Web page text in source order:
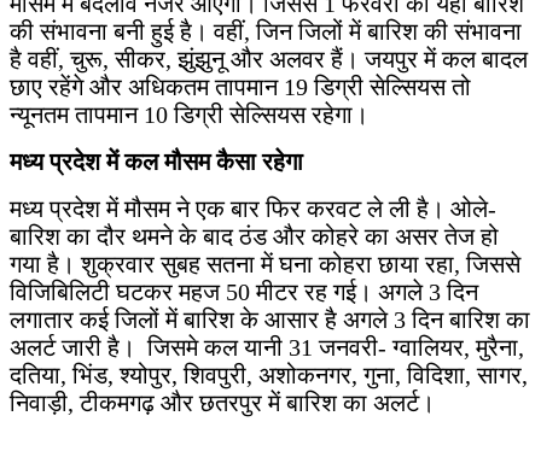
की संभावना बनी हुई है। वहीं, जिन जिलों में बारिश की संभावना
है वहीं, चुरू, सीकर, झुंझुनू और अलवर हैं। जयपुर में कल बादल
छाए रहेंगे और अधिकतम तापमान 19 डिग्री सेल्सियस तो
न्यूनतम तापमान 10 डिग्री सेल्सियस रहेगा।
मध्य प्रदेश में कल मौसम कैसा रहेगा
मध्य प्रदेश में मौसम ने एक बार फिर करवट ले ली है। ओले-
बारिश का दौर थमने के बाद ठंड और कोहरे का असर तेज हो
गया है। शुक्रवार सुबह सतना में घना कोहरा छाया रहा, जिससे
विजिबिलिटी घटकर महज 50 मीटर रह गई। अगले 3 दिन
लगातार कई जिलों में बारिश के आसार है अगले 3 दिन बारिश का
अलर्ट जारी है। जिसमे कल यानी 31 जनवरी- ग्वालियर, मुरैना,
दतिया, भिंड, श्योपुर, शिवपुरी, अशोकनगर, गुना, विदिशा, सागर,
निवाड़ी, टीकमगढ़ और छतरपुर में बारिश का अलर्ट।